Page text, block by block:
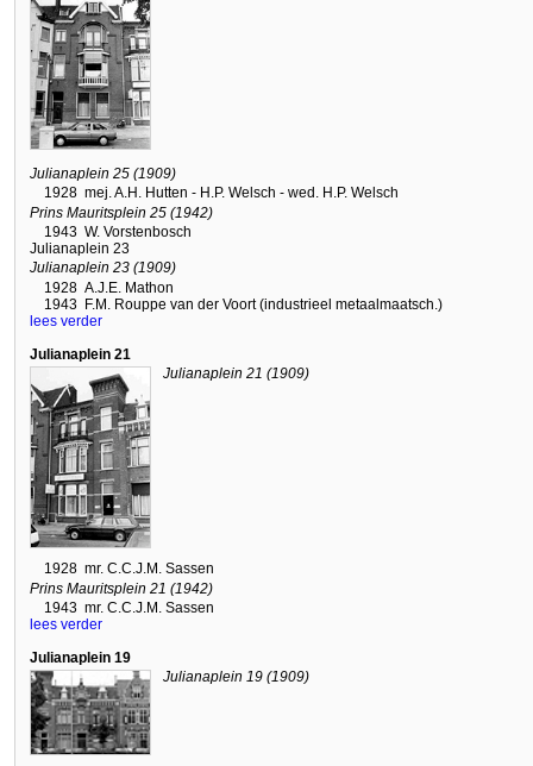
Julianaplein 25 (1909)
1928 mej. A.H. Hutten - H.P. Welsch - wed. H.P. Welsch
Prins Mauritsplein 25 (1942)
1943 W. Vorstenbosch
Julianaplein 23
Julianaplein 23 (1909)
1928 A.J.E. Mathon
1943 F.M. Rouppe van der Voort (industrieel metaalmaatsch.)
lees verder
Julianaplein 21
Julianaplein 21 (1909)
1928 mr. C.C.J.M. Sassen
Prins Mauritsplein 21 (1942)
1943 mr. C.C.J.M. Sassen
lees verder
Julianaplein 19
Julianaplein 19 (1909)